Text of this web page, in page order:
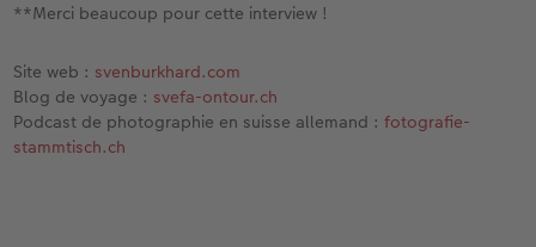
**Merci beaucoup pour cette interview !
Site web : svenburkhard.com
Blog de voyage : svefa-ontour.ch
Podcast de photographie en suisse allemand :fotografie-
stammtisch.ch